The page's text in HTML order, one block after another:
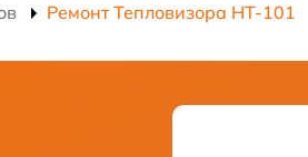
Ремонт Тепловизора HT-101